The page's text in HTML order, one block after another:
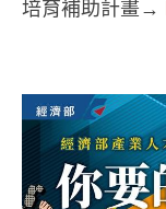
培育補助計畫→